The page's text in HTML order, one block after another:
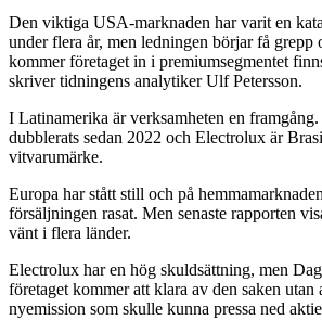
Den viktiga USA-marknaden har varit en
under flera år, men ledningen börjar få grepp
kommer företaget in i premiumsegmentet
skriver tidningens analytiker Ulf Petersson.
I Latinamerika är verksamheten en
dubblerats sedan 2022 och Electrolux är
vitvarumärke.
Europa har stått still och på
försäljningen rasat. Men senaste rapporten
vänt i flera länder.
Electrolux har en hög skuldsättning, men
företaget kommer att klara av den saken utan
nyemission som skulle kunna pressa ned